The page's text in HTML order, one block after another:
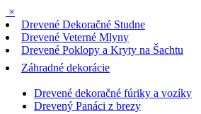
×
Drevené Dekoračné Studne
Drevené Veterné Mlyny
Drevené Poklopy a Kryty na Šachtu
Záhradné dekorácie
Drevené dekoračné fúriky a vozíky
Drevený Panáci z brezy